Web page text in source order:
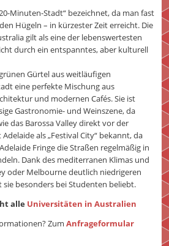
Minuten-Stadt“ bezeichnet, da man fast
Hügeln – in kürzester Zeit erreicht. Die
gilt als eine der lebenswertesten
durch ein entspanntes, aber kulturell
Gürtel aus weitläufigen
eine perfekte Mischung aus
und modernen Cafés. Sie ist
Gastronomie- und Weinszene, da
das Barossa Valley direkt vor der
als „Festival City“ bekannt, da
Fringe die Straßen regelmäßig in
Dank des mediterranen Klimas und
oder Melbourne deutlich niedrigeren
besonders bei Studenten beliebt.
alle Universitäten in Australien
Zum Anfrageformular